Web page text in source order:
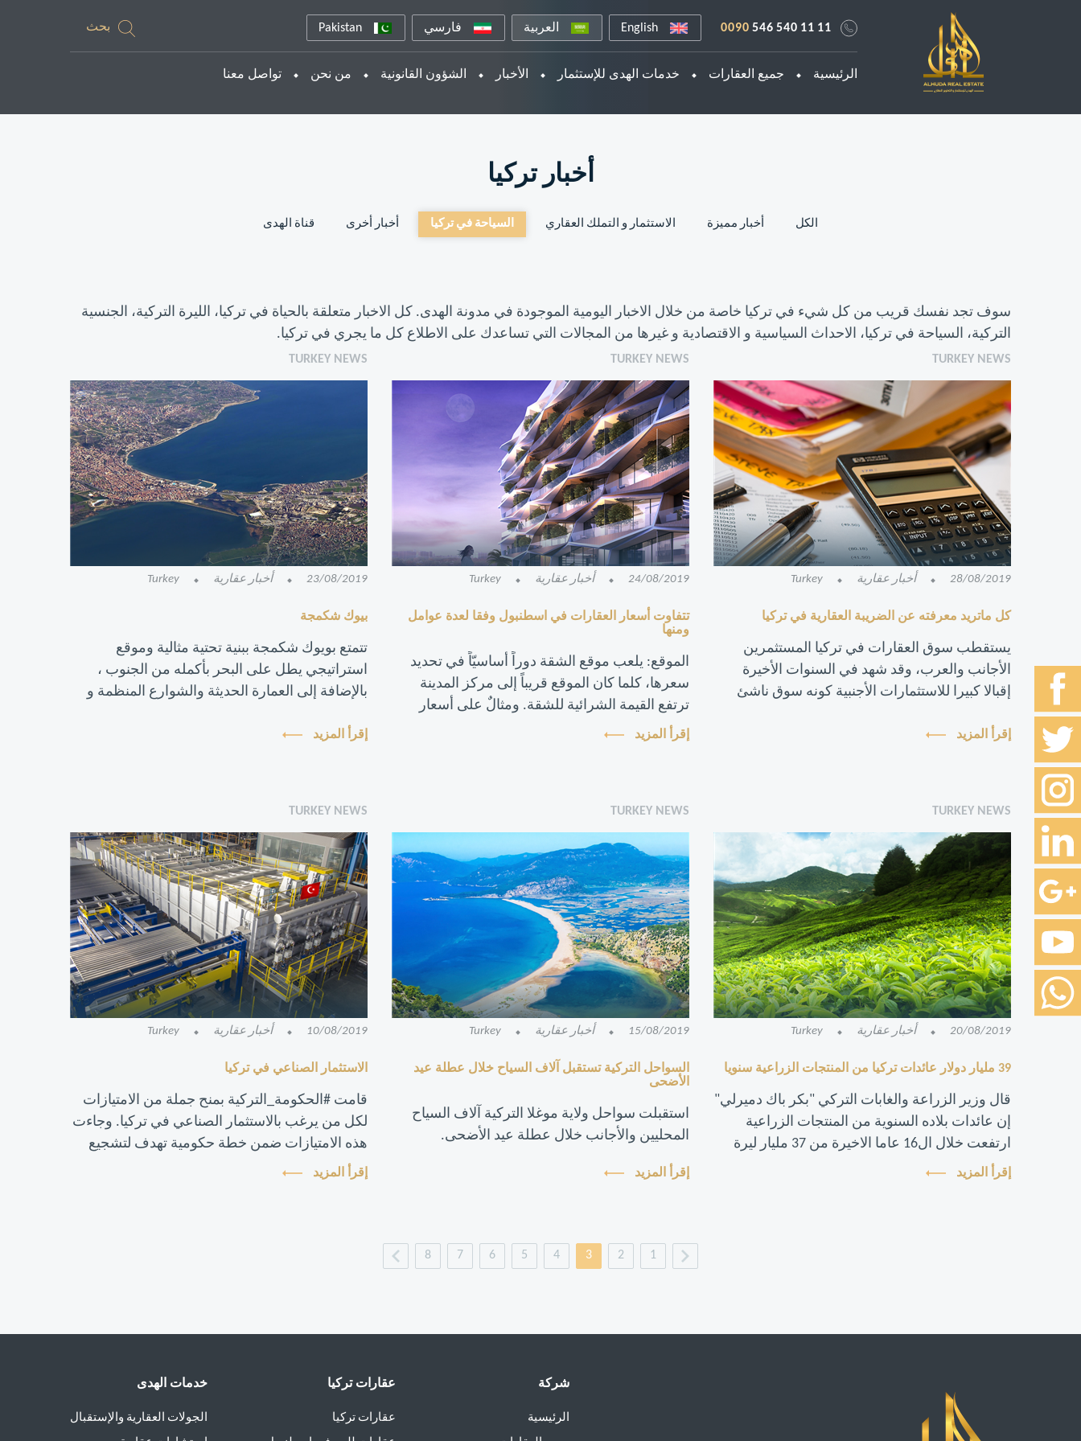
0090 546 540 11 11
English العربية فارسي Pakistan بحث
الرئيسية جميع العقارات خدمات الهدى للإستثمار الأخبار الشؤون القانونية من نحن تواصل معنا
أخبار تركيا
الكل أخبار مميزة الاستثمار و التملك العقاري السياحة في تركيا أخبار أخرى قناة الهدى
سوف تجد نفسك قريب من كل شيء في تركيا خاصة من خلال الاخبار اليومية الموجودة في مدونة الهدى. كل الاخبار متعلقة بالحياة في تركيا، الليرة التركية، الجنسية
التركية، السياحة في تركيا، الاحداث السياسية و الاقتصادية و غيرها من المجالات التي تساعدك على الاطلاع كل ما يجري في تركيا.
TURKEY NEWS
28/08/2019 أخبار عقارية Turkey
كل ماتريد معرفته عن الضريبة العقارية في تركيا
يستقطب سوق العقارات في تركيا المستثمرين
الأجانب والعرب، وقد شهد في السنوات الأخيرة
إقبالا كبيرا للاستثمارات الأجنبية كونه سوق ناشئ
إقرأ المزيد
TURKEY NEWS
24/08/2019 أخبار عقارية Turkey
تتفاوت أسعار العقارات في اسطنبول وفقا لعدة عوامل
ومنها
الموقع: يلعب موقع الشقة دوراً أساسيّاً في تحديد
سعرها، كلما كان الموقع قريباً إلى مركز المدينة
ترتفع القيمة الشرائية للشقة. ومثالٌ على أسعار
الشقق في تقسيم والتي تقع في مركز المدينة، واحدٌ
إقرأ المزيد
TURKEY NEWS
23/08/2019 أخبار عقارية Turkey
بيوك شكمجة
تتمتع بويوك شكمجة ببنية تحتية مثالية وموقع
استراتيجي يطل على البحر بأكمله من الجنوب ،
بالإضافة إلى العمارة الحديثة والشوارع المنظمة و
للتملك والاستق...
إقرأ المزيد
TURKEY NEWS
20/08/2019 أخبار عقارية Turkey
39 مليار دولار عائدات تركيا من المنتجات الزراعية سنويا
قال وزير الزراعة والغابات التركي "بكر باك دميرلي"
إن عائدات بلاده السنوية من المنتجات الزراعية
ارتفعت خلال ال16 عاما الاخيرة من 37 مليار ليرة
إقرأ المزيد
TURKEY NEWS
15/08/2019 أخبار عقارية Turkey
السواحل التركية تستقبل آلاف السياح خلال عطلة عيد
الأضحى
استقبلت سواحل ولاية موغلا التركية آلاف السياح
المحليين والأجانب خلال عطلة عيد الأضحى.
إقرأ المزيد
TURKEY NEWS
10/08/2019 أخبار عقارية Turkey
الاستثمار الصناعي في تركيا
قامت #الحكومة_التركية بمنح جملة من الامتيازات
لكل من يرغب بالاستثمار الصناعي في تركيا. وجاءت
هذه الامتيازات ضمن خطة حكومية تهدف لتشجيع
المستثمر الأجنبي للقيام باستثمارات جديدة في البلاد.
إقرأ المزيد
1
2
3
4
5
6
7
8
شركة
الرئيسية
عقارات تركيا
عقارات تركيا
خدمات الهدى
الجولات العقارية والإستقبال